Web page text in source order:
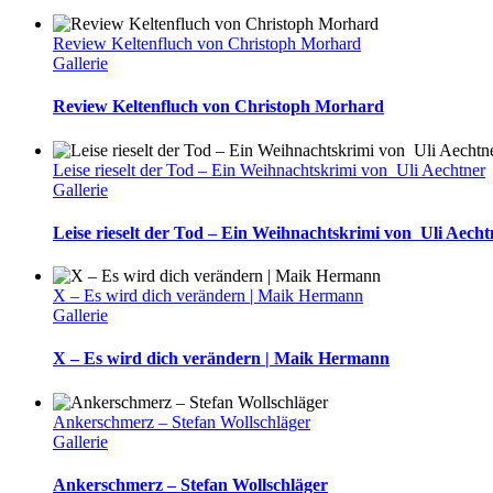
Review Keltenfluch von Christoph Morhard
Gallerie
Review Keltenfluch von Christoph Morhard
Leise rieselt der Tod – Ein Weihnachtskrimi von Uli Aechtner
Gallerie
Leise rieselt der Tod – Ein Weihnachtskrimi von Uli
X – Es wird dich verändern | Maik Hermann
Gallerie
X – Es wird dich verändern | Maik Hermann
Ankerschmerz – Stefan Wollschläger
Gallerie
Ankerschmerz – Stefan Wollschläger